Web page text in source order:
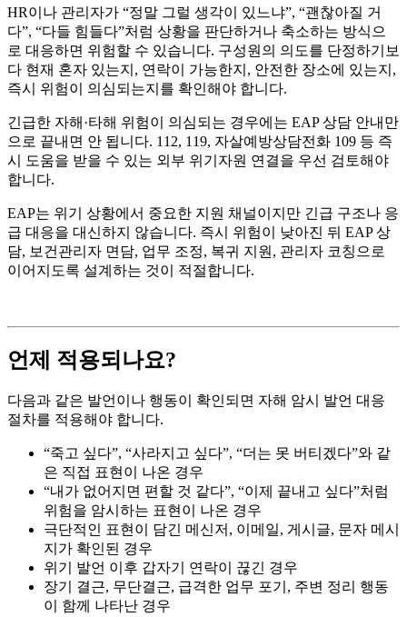
HR이나 관리자가 “정말 그럴 생각이 있느냐”, “괜찮아질 거
다”, “다들 힘들다”처럼 상황을 판단하거나 축소하는 방식으
로 대응하면 위험할 수 있습니다. 구성원의 의도를 단정하기보
다 현재 혼자 있는지, 연락이 가능한지, 안전한 장소에 있는지,
즉시 위험이 의심되는지를 확인해야 합니다.
긴급한 자해·타해 위험이 의심되는 경우에는 EAP 상담 안내만
으로 끝내면 안 됩니다. 112, 119, 자살예방상담전화 109 등 즉
시 도움을 받을 수 있는 외부 위기자원 연결을 우선 검토해야
합니다.
EAP는 위기 상황에서 중요한 지원 채널이지만 긴급 구조나 응
급 대응을 대신하지 않습니다. 즉시 위험이 낮아진 뒤 EAP 상
담, 보건관리자 면담, 업무 조정, 복귀 지원, 관리자 코칭으로
이어지도록 설계하는 것이 적절합니다.
언제 적용되나요?
다음과 같은 발언이나 행동이 확인되면 자해 암시 발언 대응
절차를 적용해야 합니다.
“죽고 싶다”, “사라지고 싶다”, “더는 못 버티겠다”와 같
은 직접 표현이 나온 경우
“내가 없어지면 편할 것 같다”, “이제 끝내고 싶다”처럼
위험을 암시하는 표현이 나온 경우
극단적인 표현이 담긴 메신저, 이메일, 게시글, 문자 메시
지가 확인된 경우
위기 발언 이후 갑자기 연락이 끊긴 경우
장기 결근, 무단결근, 급격한 업무 포기, 주변 정리 행동
이 함께 나타난 경우